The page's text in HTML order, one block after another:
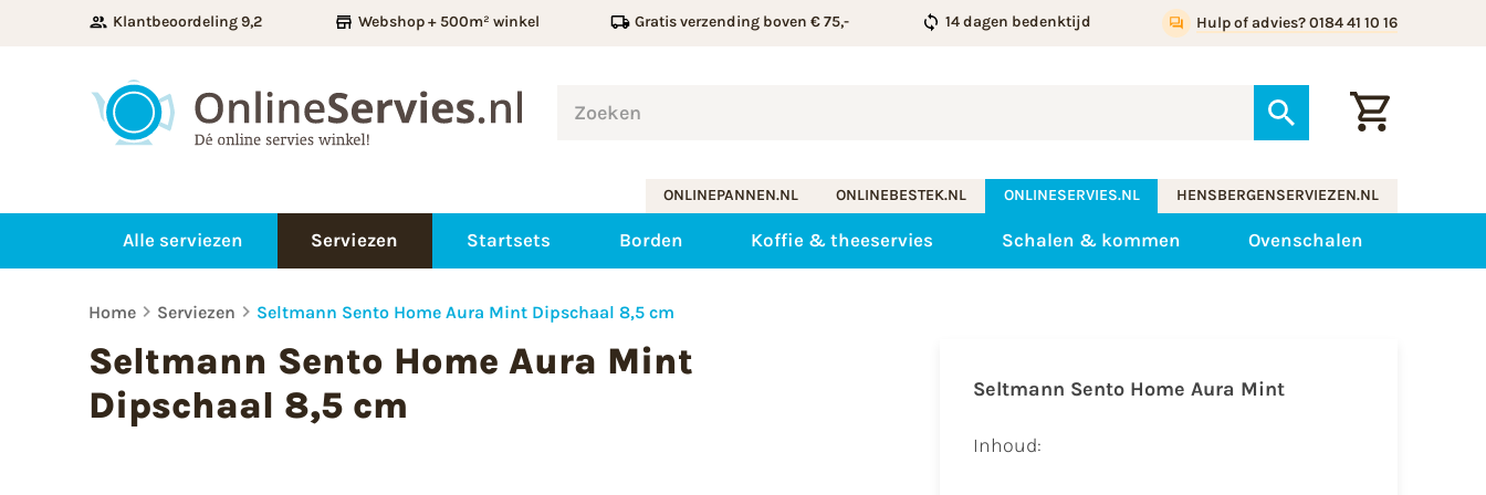
Klantbeoordeling 9,2 Webshop + 500m² winkel Gratis verzending boven € 75,- 14 dagen bedenktijd Hulp of advies? 0184 41 10 16
ONLINEPANNEN.NL ONLINEBESTEK.NL ONLINESERVIES.NL HENSBERGENSERVIEZEN.NL
Alle serviezen Serviezen Startsets Borden Koffie & theeservies Schalen & kommen Ovenschalen
Home Serviezen Seltmann Sento Home Aura Mint Dipschaal 8,5 cm
Seltmann Sento Home Aura Mint
Dipschaal 8,5 cm
Seltmann Sento Home Aura Mint
Inhoud:​